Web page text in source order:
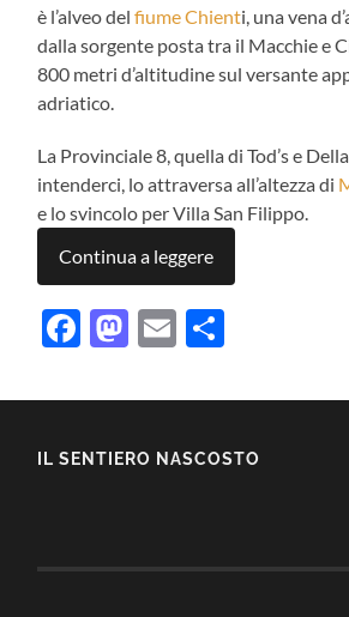
è l’alveo delfiume Chienti, una vena
dalla sorgente posta tra il Macchie e
800 metri d’altitudine sul versante
adriatico.
La Provinciale 8, quella di Tod’s e
intenderci, lo attraversa all’altezza di
e lo svincolo per Villa San Filippo.
Continua a leggere
Facebook
Mastodon
Email
IL SENTIERO NASCOSTO